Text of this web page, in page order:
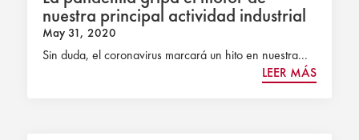
nuestra principal actividad industrial
May 31, 2020
Sin duda, el coronavirus marcará un hito en nuestra...
LEER MÁS